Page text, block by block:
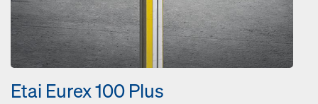
Etai Eurex 100 Plus